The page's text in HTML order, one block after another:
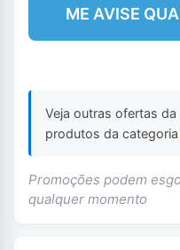
ME AVISE
Veja outras ofertas da
produtos da categoria
Promoções podem
qualquer momento